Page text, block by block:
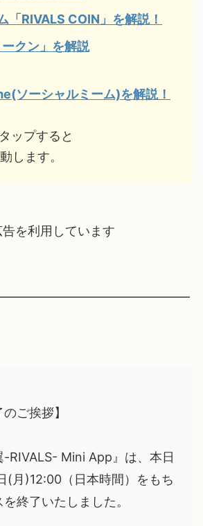
「RIVALS COIN」を解説！
ークン」を解説
ソーシャルミーム)を解説！
ップすると
します。
を利用しています
ご挨拶】
-RIVALS- Mini App』は、本日
(月)12:00（日本時間）をもち
終了いたしました。